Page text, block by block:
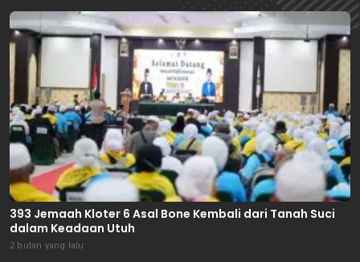
393 Jemaah Kloter 6 Asal Bone Kembali dari Tanah Suci
dalam Keadaan Utuh
2 bulan yang lalu